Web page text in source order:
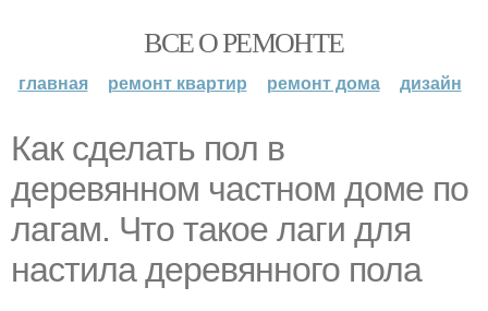
ВСЕ О РЕМОНТЕ
главная ремонт квартир ремонт дома дизайн
Как сделать пол в
деревянном частном доме по
лагам. Что такое лаги для
настила деревянного пола